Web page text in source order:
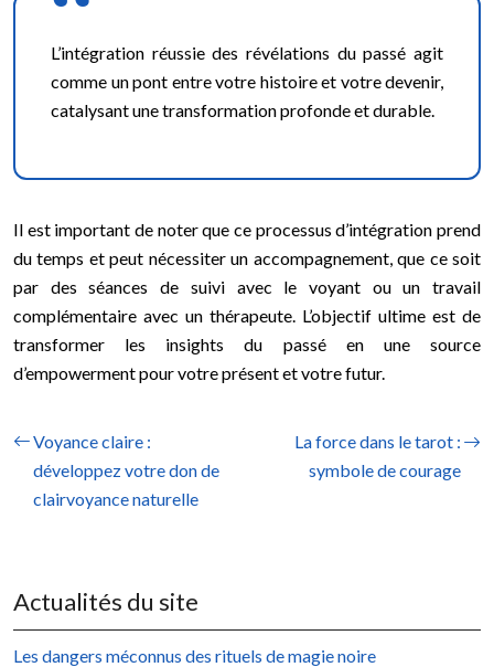
L’intégration réussie des révélations du passé agit
comme un pont entre votre histoire et votre devenir,
catalysant une transformation profonde et durable.
Il est important de noter que ce processus d’intégration prend
du temps et peut nécessiter un accompagnement, que ce soit
par des séances de suivi avec le voyant ou un travail
complémentaire avec un thérapeute. L’objectif ultime est de
transformer les insights du passé en une source
d’empowerment pour votre présent et votre futur.
Voyance claire :
développez votre don de
clairvoyance naturelle
La force dans le tarot :
symbole de courage
Actualités du site
Les dangers méconnus des rituels de magie noire